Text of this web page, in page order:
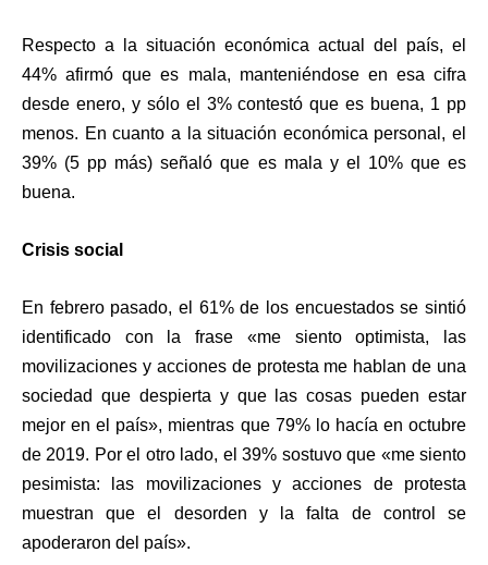
Respecto a la situación económica actual del país, el
44% afirmó que es mala, manteniéndose en esa cifra
desde enero, y sólo el 3% contestó que es buena, 1 pp
menos. En cuanto a la situación económica personal, el
39% (5 pp más) señaló que es mala y el 10% que es
buena.
Crisis social
En febrero pasado, el 61% de los encuestados se sintió
identificado con la frase «me siento optimista, las
movilizaciones y acciones de protesta me hablan de una
sociedad que despierta y que las cosas pueden estar
mejor en el país», mientras que 79% lo hacía en octubre
de 2019. Por el otro lado, el 39% sostuvo que «me siento
pesimista: las movilizaciones y acciones de protesta
muestran que el desorden y la falta de control se
apoderaron del país».